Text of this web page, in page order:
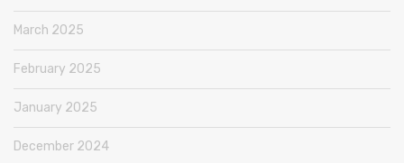
March 2025
February 2025
January 2025
December 2024